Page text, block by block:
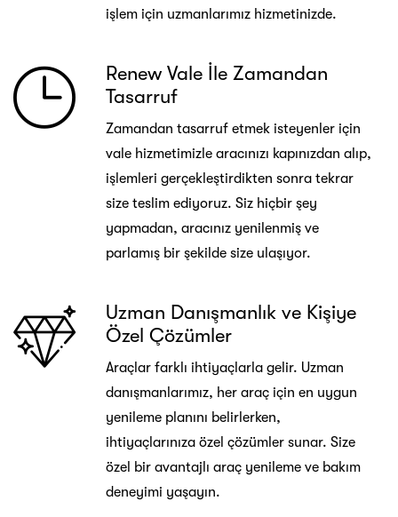
işlem için uzmanlarımız hizmetinizde.
Renew Vale İle Zamandan
Tasarruf
Zamandan tasarruf etmek isteyenler için
vale hizmetimizle aracınızı kapınızdan alıp,
işlemleri gerçekleştirdikten sonra tekrar
size teslim ediyoruz. Siz hiçbir şey
yapmadan, aracınız yenilenmiş ve
parlamış bir şekilde size ulaşıyor.
Uzman Danışmanlık ve Kişiye
Özel Çözümler
Araçlar farklı ihtiyaçlarla gelir. Uzman
danışmanlarımız, her araç için en uygun
yenileme planını belirlerken,
ihtiyaçlarınıza özel çözümler sunar. Size
özel bir avantajlı araç yenileme ve bakım
deneyimi yaşayın.